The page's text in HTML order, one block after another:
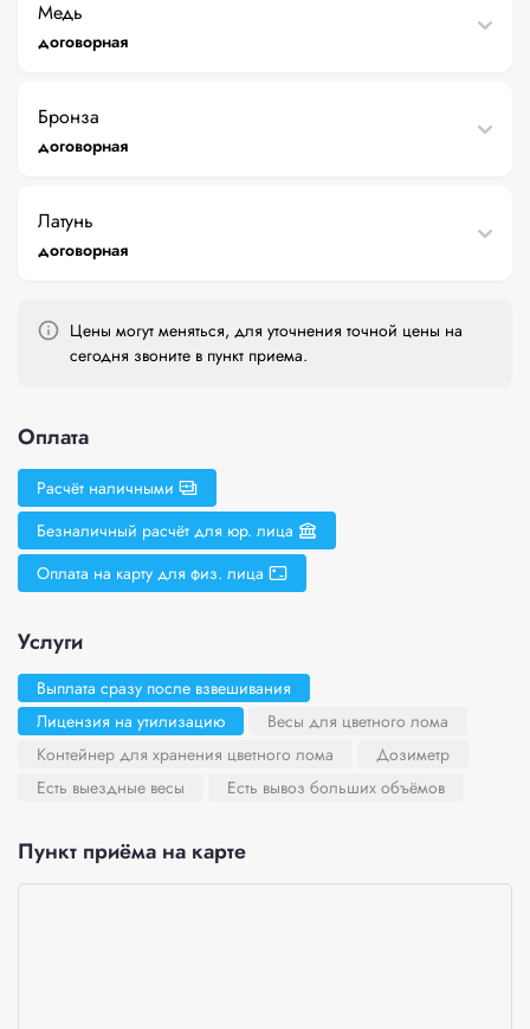
Медь
договорная
Бронза
договорная
Латунь
договорная
Цены могут меняться, для уточнения точной цены на
сегодня звоните в пункт приема.
Оплата
Расчёт наличными
Безналичный расчёт для юр. лица
Оплата на карту для физ. лица
Услуги
Выплата сразу после взвешивания
Лицензия на утилизацию
Весы для цветного лома
Контейнер для хранения цветного лома
Дозиметр
Есть выездные весы
Есть вывоз больших объёмов
Пункт приёма на карте